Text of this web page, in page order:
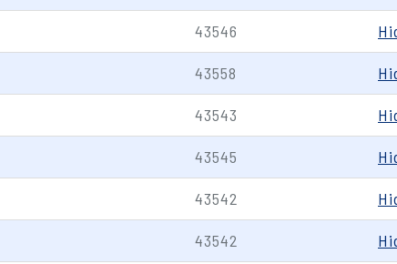
43546
43558
43543
43545
43542
43542